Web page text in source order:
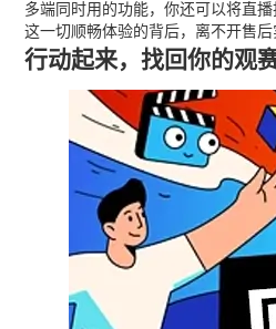
多端同时用的功能，你还可以将直
这一切顺畅体验的背后，离不开售
行动起来，找回你的观